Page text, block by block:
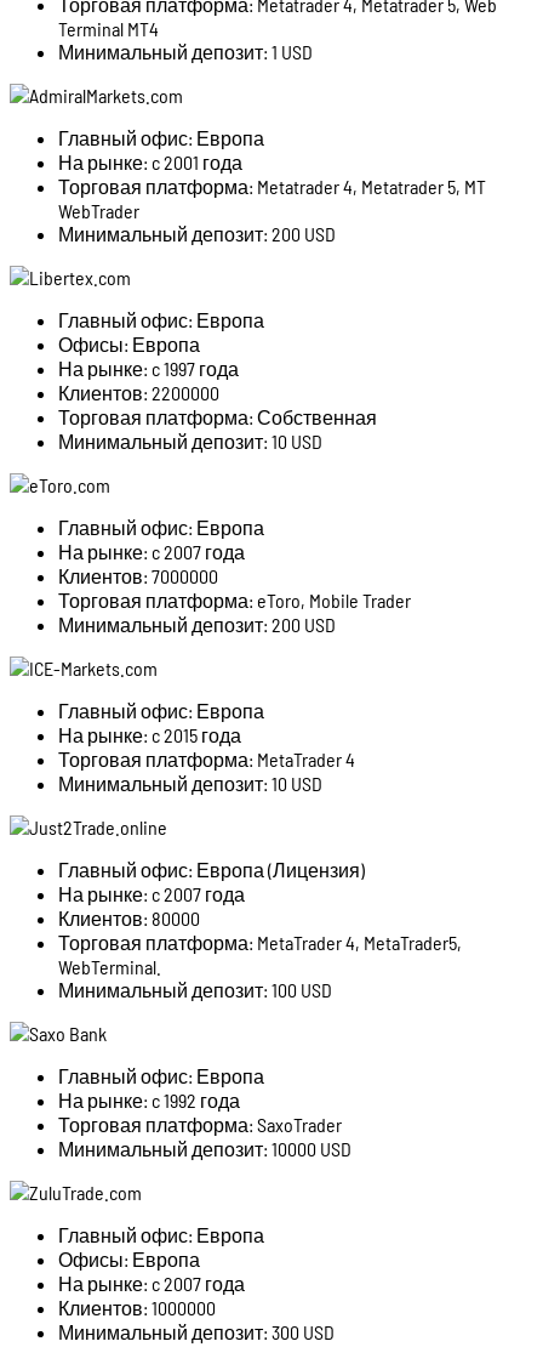
Terminal MT4
Минимальный депозит: 1 USD
Главный офис: Европа
На рынке: c 2001 года
Торговая платформа: Metatrader 4, Metatrader 5, MT
WebTrader
Минимальный депозит: 200 USD
Главный офис: Европа
Офисы: Европа
На рынке: c 1997 года
Клиентов: 2200000
Торговая платформа: Собственная
Минимальный депозит: 10 USD
Главный офис: Европа
На рынке: c 2007 года
Клиентов: 7000000
Торговая платформа: eToro, Mobile Trader
Минимальный депозит: 200 USD
Главный офис: Европа
На рынке: c 2015 года
Торговая платформа: MetaTrader 4
Минимальный депозит: 10 USD
Главный офис: Европа (Лицензия)
На рынке: c 2007 года
Клиентов: 80000
Торговая платформа: MetaTrader 4, MetaTrader5,
WebTerminal.
Минимальный депозит: 100 USD
Главный офис: Европа
На рынке: c 1992 года
Торговая платформа: SaxoTrader
Минимальный депозит: 10000 USD
Главный офис: Европа
Офисы: Европа
На рынке: c 2007 года
Клиентов: 1000000
Минимальный депозит: 300 USD